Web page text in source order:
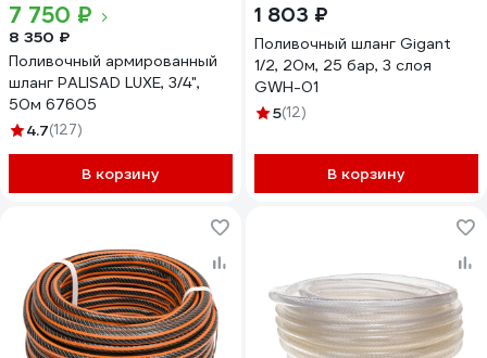
7 750 ₽
8 350 ₽
Поливочный армированный
шланг PALISAD LUXE, 3/4",
50м 67605
4.7(127)
В корзину
1 803 ₽
Поливочный шланг Gigant
1/2, 20м, 25 бар, 3 слоя
GWH-01
5(12)
В корзину